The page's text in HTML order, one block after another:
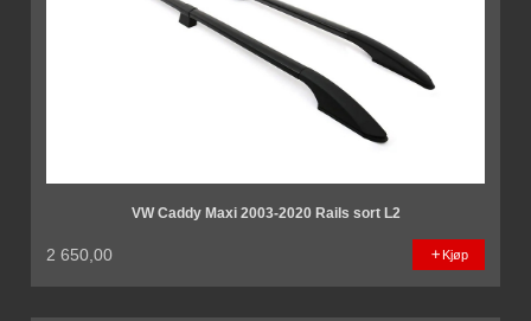
VW Caddy Maxi 2003-2020 Rails sort L2
2 650,00 Kjøp